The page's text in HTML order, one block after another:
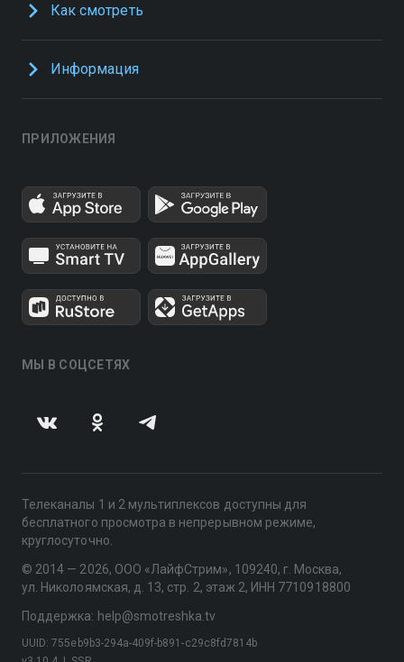
Как смотреть
Информация
ПРИЛОЖЕНИЯ
МЫ В СОЦСЕТЯХ
Телеканалы 1 и 2 мультиплексов доступны для
бесплатного просмотра в непрерывном режиме,
круглосуточно.
© 2014 — 2026, ООО «ЛайфСтрим», 109240, г. Москва,
ул. Николоямская, д. 13, стр. 2, этаж 2, ИНН 7710918800
Поддержка: help@smotreshka.tv
UUID: 755eb9b3-294a-409f-b891-c29c8fd7814b